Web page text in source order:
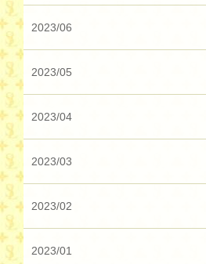
2023/06
2023/05
2023/04
2023/03
2023/02
2023/01